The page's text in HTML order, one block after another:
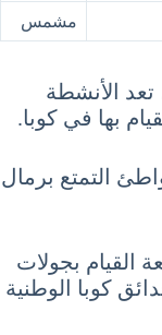
مشمس
تعد الأنشطة
بها في كوبا.
التمتع برمال
القيام بجولات
كوبا الوطنية